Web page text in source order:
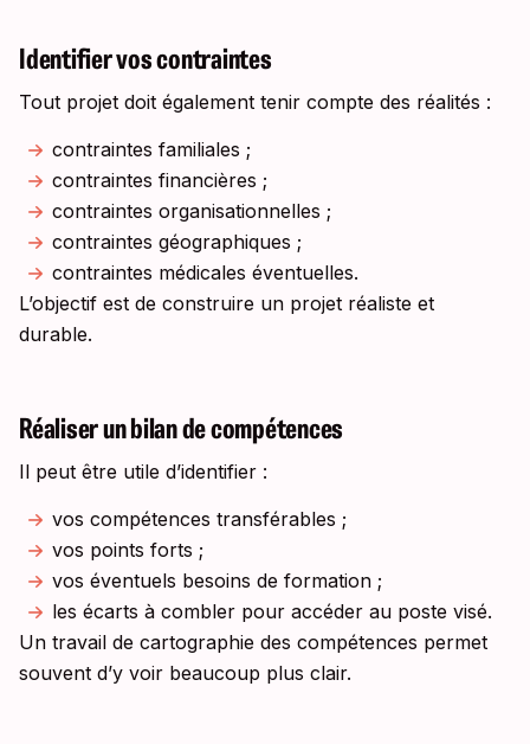
Identifier vos contraintes
Tout projet doit également tenir compte des réalités :
contraintes familiales ;
contraintes financières ;
contraintes organisationnelles ;
contraintes géographiques ;
contraintes médicales éventuelles.
L’objectif est de construire un projet réaliste et
durable.
Réaliser un bilan de compétences
Il peut être utile d’identifier :
vos compétences transférables ;
vos points forts ;
vos éventuels besoins de formation ;
les écarts à combler pour accéder au poste visé.
Un travail de cartographie des compétences permet
souvent d’y voir beaucoup plus clair.